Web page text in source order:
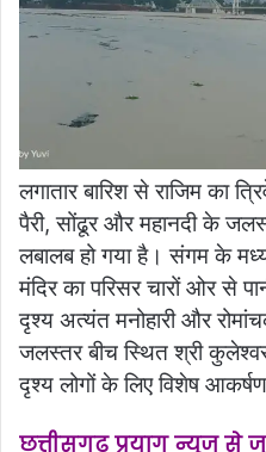
लगातार बारिश से राजिम का
पैरी, सोंढूर और महानदी के
लबालब हो गया है। संगम के
मंदिर का परिसर चारों ओर से
दृश्य अत्यंत मनोहारी और
जलस्तर बीच स्थित श्री
दृश्य लोगों के लिए विशेष
छत्तीसगढ़ प्रयाग न्यूज